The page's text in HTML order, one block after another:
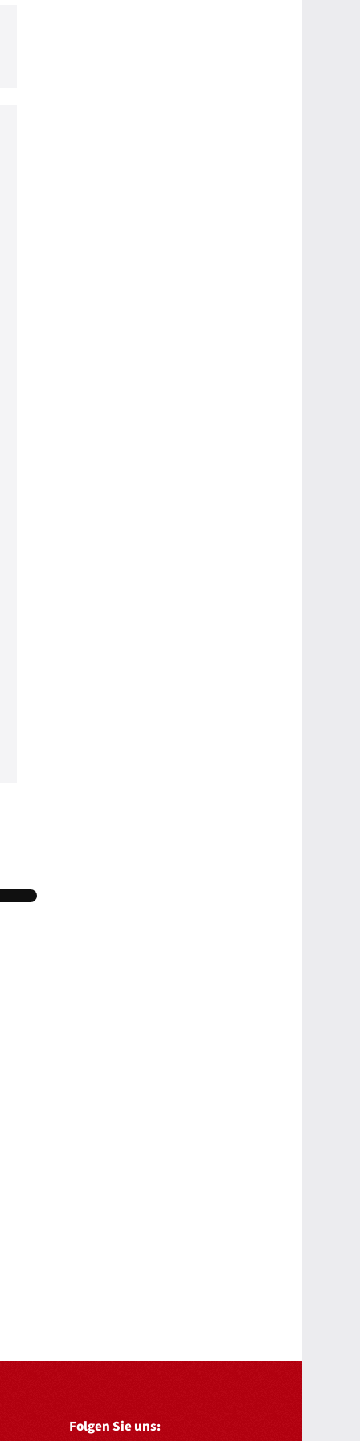
Folgen Sie uns: